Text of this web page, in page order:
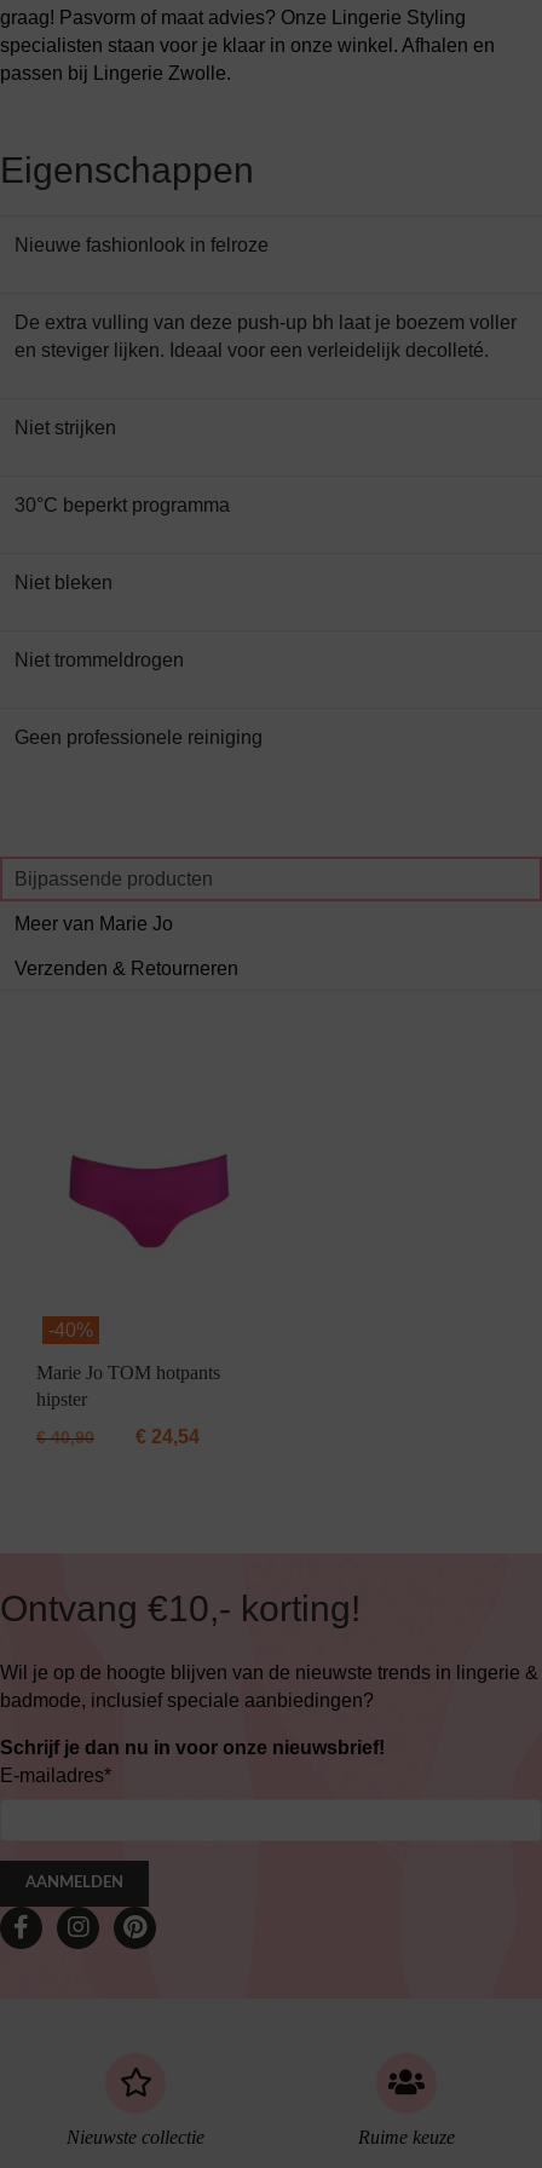
graag! Pasvorm of maat advies? Onze Lingerie Styling
specialisten staan voor je klaar in onze winkel. Afhalen en
passen bij Lingerie Zwolle.
Eigenschappen
Nieuwe fashionlook in felroze
De extra vulling van deze push-up bh laat je boezem voller
en steviger lijken. Ideaal voor een verleidelijk decolleté.
Niet strijken
30°C beperkt programma
Niet bleken
Niet trommeldrogen
Geen professionele reiniging
Bijpassende producten
Meer van Marie Jo
Verzenden & Retourneren
-40%
Marie Jo TOM hotpants
hipster
€40,90 € 24,54
Ontvang €10,- korting!
Wil je op de hoogte blijven van de nieuwste trends in lingerie &
badmode, inclusief speciale aanbiedingen?
Schrijf je dan nu in voor onze nieuwsbrief!
E-mailadres*
AANMELDEN
Nieuwste collectie Ruime keuze